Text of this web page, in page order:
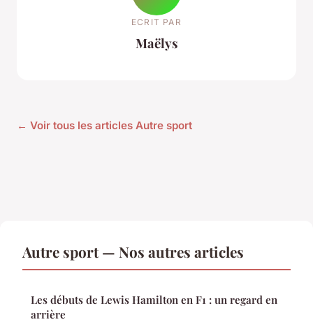
ECRIT PAR
Maëlys
← Voir tous les articles Autre sport
Autre sport — Nos autres articles
Les débuts de Lewis Hamilton en F1 : un regard en
arrière